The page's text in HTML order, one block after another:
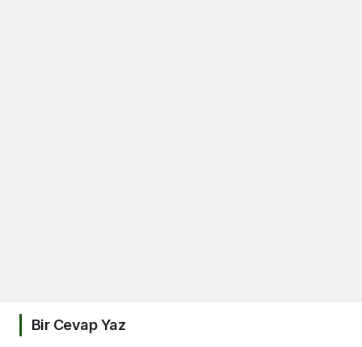
Bir Cevap Yaz